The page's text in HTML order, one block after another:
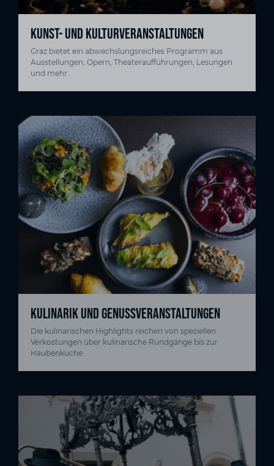
KUNST- UND KULTURVERANSTALTUNGEN
Graz bietet ein abwechslungsreiches Programm aus
Ausstellungen, Opern, Theateraufführungen, Lesungen
und mehr.
KULINARIK UND GENUSSVERANSTALTUNGEN
Die kulinarischen Highlights reichen von speziellen
Verkostungen über kulinarische Rundgänge bis zur
Haubenküche.